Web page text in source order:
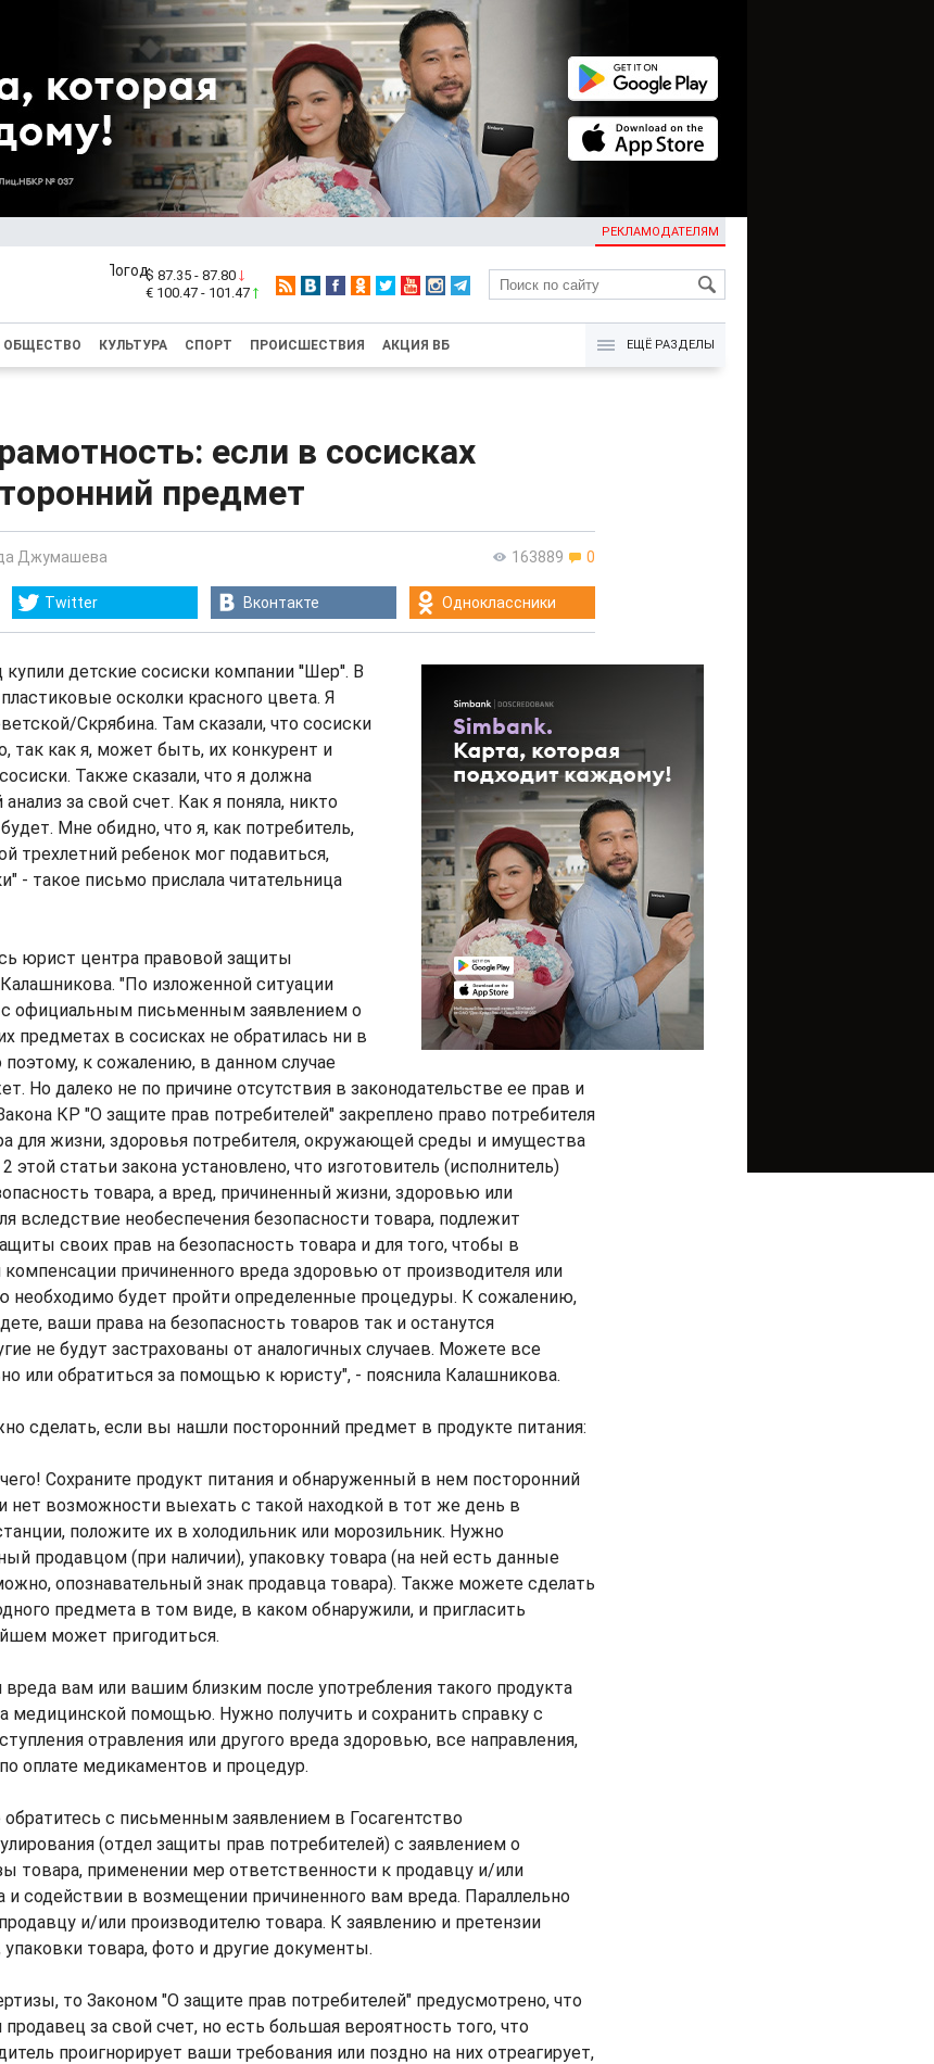
РЕКЛАМОДАТЕЛЯМ
KG
$ 87.35 - 87.80
€ 100.47 - 101.47
ОБЩЕСТВО КУЛЬТУРА СПОРТ ПРОИСШЕСТВИЯ АКЦИЯ ВБ ЕЩЁ РАЗДЕЛЫ
если в сосисках
предмет
163889 0
Джумашева
Twitter Вконтакте Одноклассники
купили детские сосиски компании ''Шер''. В
осколки красного цвета. Я
Скрябина. Там сказали, что сосиски
так как я, может быть, их конкурент и
Также сказали, что я должна
за свой счет. Как я поняла, никто
Мне обидно, что я, как потребитель,
трехлетний ребенок мог подавиться,
- такое письмо прислала читательница
юрист центра правовой защиты
"По изложенной ситуации
с официальным письменным заявлением о
предметах в сосисках не обратилась ни в
поэтому, к сожалению, в данном случае
Но далеко не по причине отсутствия в законодательстве ее прав и
КР "О защите прав потребителей" закреплено право потребителя
для жизни, здоровья потребителя, окружающей среды и имущества
этой статьи закона установлено, что изготовитель (исполнитель)
товара, а вред, причиненный жизни, здоровью или
вследствие необеспечения безопасности товара, подлежит
своих прав на безопасность товара и для того, чтобы в
причиненного вреда здоровью от производителя или
необходимо будет пройти определенные процедуры. К сожалению,
ваши права на безопасность товаров так и останутся
не будут застрахованы от аналогичных случаев. Можете все
или обратиться за помощью к юристу", - пояснила Калашникова.
сделать, если вы нашли посторонний предмет в продукте питания:
Сохраните продукт питания и обнаруженный в нем посторонний
нет возможности выехать с такой находкой в тот же день в
положите их в холодильник или морозильник. Нужно
продавцом (при наличии), упаковку товара (на ней есть данные
опознавательный знак продавца товара). Также можете сделать
предмета в том виде, в каком обнаружили, и пригласить
может пригодиться.
вреда вам или вашим близким после употребления такого продукта
медицинской помощью. Нужно получить и сохранить справку с
отравления или другого вреда здоровью, все направления,
оплате медикаментов и процедур.
с письменным заявлением в Госагентство
(отдел защиты прав потребителей) с заявлением о
товара, применении мер ответственности к продавцу и/или
и содействии в возмещении причиненного вам вреда. Параллельно
и/или производителю товара. К заявлению и претензии
упаковки товара, фото и другие документы.
то Законом "О защите прав потребителей" предусмотрено, что
за свой счет, но есть большая вероятность того, что
проигнорирует ваши требования или поздно на них отреагирует,